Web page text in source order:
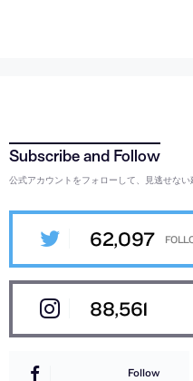
公式アカウントをフォローして、見逃せない
62,097
88,561
Follow